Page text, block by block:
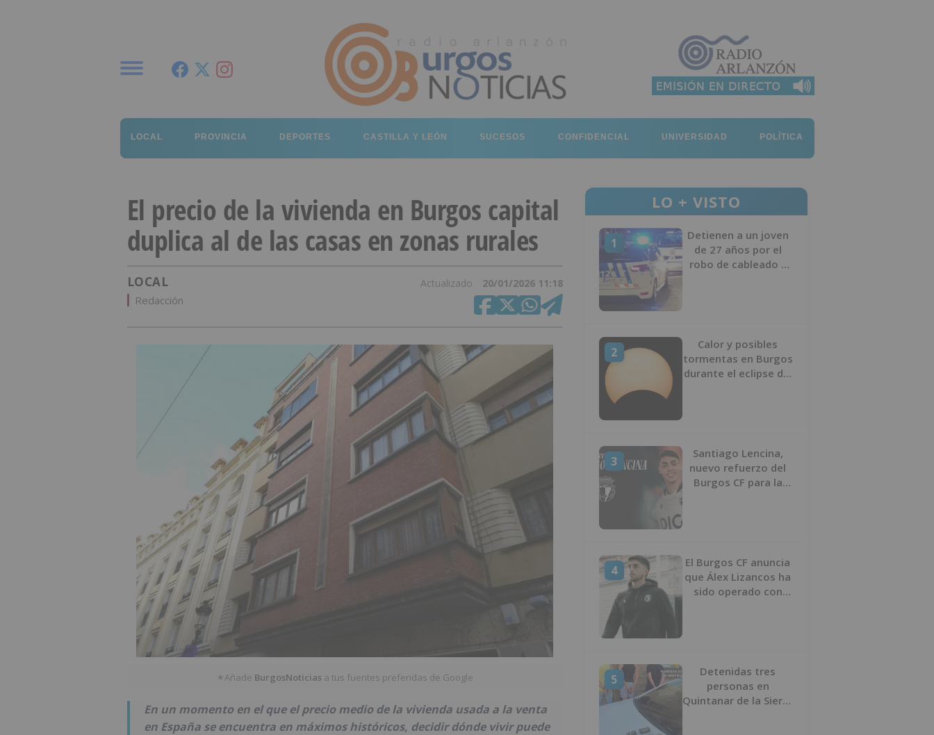
LOCAL PROVINCIA DEPORTES CASTILLA Y LEÓN SUCESOS CONFIDENCIAL UNIVERSIDAD POLÍTICA
El precio de la vivienda en Burgos capital
duplica al de las casas en zonas rurales
LOCAL Actualizado 20/01/2026 11:18
Redacción
★Añade BurgosNoticias a tus fuentes preferidas de Google
En un momento en el que el precio medio de la vivienda usada a la venta
en España se encuentra en máximos históricos, decidir dónde vivir puede
LO + VISTO
1
Detienen a un joven
de 27 años por el
robo de cableado y
2
Calor y posibles
tormentas en Burgos
durante el eclipse del
3
Santiago Lencina,
nuevo refuerzo del
Burgos CF para la
4
El Burgos CF anuncia
que Álex Lizancos ha
sido operado con
5
Detenidas tres
personas en
Quintanar de la Sierra